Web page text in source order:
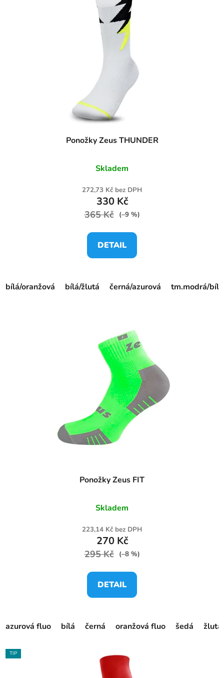
Ponožky Zeus THUNDER
Skladem
272,73 Kč bez DPH
330 Kč
365 Kč (–9 %)
DETAIL
bílá/oranžová bílá/žlutá černá/azurová tm.modrá/bílá
Ponožky Zeus FIT
Skladem
223,14 Kč bez DPH
270 Kč
295 Kč (–8 %)
DETAIL
azurová fluo bílá černá oranžová fluo šedá
TIP